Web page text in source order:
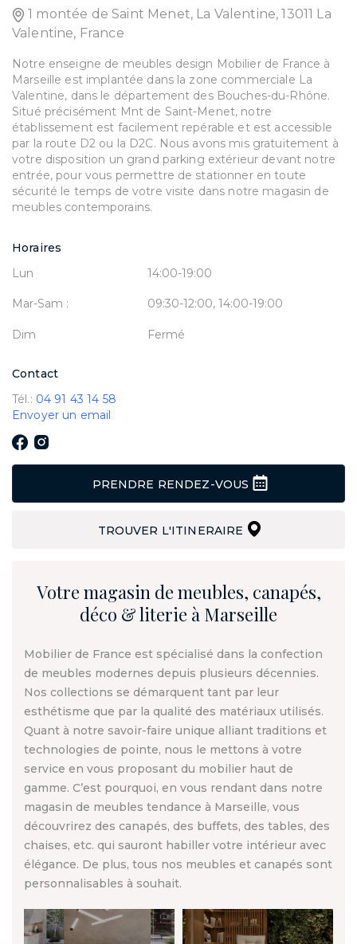
1 montée de Saint Menet, La Valentine, 13011 La
Valentine, France
Notre enseigne de meubles design Mobilier de France à
Marseille est implantée dans la zone commerciale La
Valentine, dans le département des Bouches-du-Rhône.
Situé précisément Mnt de Saint-Menet, notre
établissement est facilement repérable et est accessible
par la route D2 ou la D2C. Nous avons mis gratuitement à
votre disposition un grand parking extérieur devant notre
entrée, pour vous permettre de stationner en toute
sécurité le temps de votre visite dans notre magasin de
meubles contemporains.
Horaires
Lun
14:00-19:00
Mar-Sam : 09:30-12:00, 14:00-19:00
Dim Fermé
Contact
Tél.: 04 91 43 14 58
Envoyer un email
PRENDRE RENDEZ-VOUS
TROUVER L'ITINERAIRE
Votre magasin de meubles, canapés,
déco & literie à Marseille
Mobilier de France est spécialisé dans la confection
de meubles modernes depuis plusieurs décennies.
Nos collections se démarquent tant par leur
esthétisme que par la qualité des matériaux utilisés.
Quant à notre savoir-faire unique alliant traditions et
technologies de pointe, nous le mettons à votre
service en vous proposant du mobilier haut de
gamme. C’est pourquoi, en vous rendant dans notre
magasin de meubles tendance à Marseille, vous
découvrirez des canapés, des buffets, des tables, des
chaises, etc. qui sauront habiller votre intérieur avec
élégance. De plus, tous nos meubles et canapés sont
personnalisables à souhait.